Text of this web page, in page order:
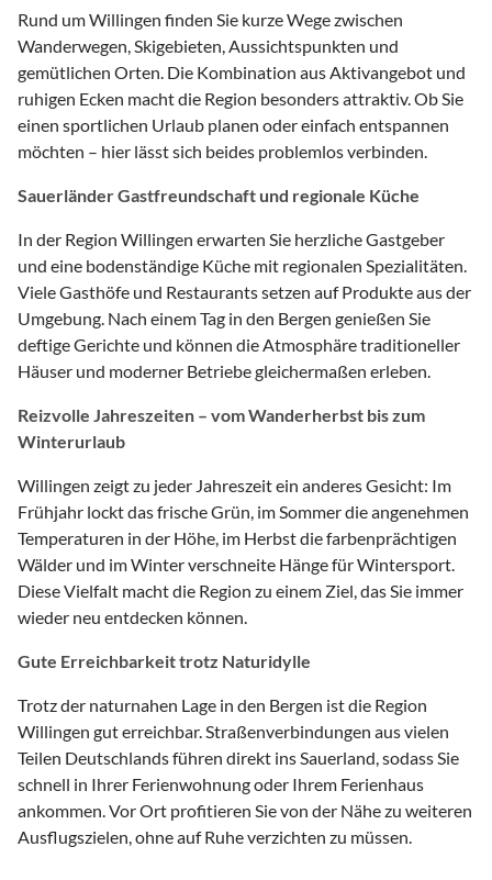
Rund um Willingen finden Sie kurze Wege zwischen
Wanderwegen, Skigebieten, Aussichtspunkten und
gemütlichen Orten. Die Kombination aus Aktivangebot und
ruhigen Ecken macht die Region besonders attraktiv. Ob Sie
einen sportlichen Urlaub planen oder einfach entspannen
möchten – hier lässt sich beides problemlos verbinden.
Sauerländer Gastfreundschaft und regionale Küche
In der Region Willingen erwarten Sie herzliche Gastgeber
und eine bodenständige Küche mit regionalen Spezialitäten.
Viele Gasthöfe und Restaurants setzen auf Produkte aus der
Umgebung. Nach einem Tag in den Bergen genießen Sie
deftige Gerichte und können die Atmosphäre traditioneller
Häuser und moderner Betriebe gleichermaßen erleben.
Reizvolle Jahreszeiten – vom Wanderherbst bis zum
Winterurlaub
Willingen zeigt zu jeder Jahreszeit ein anderes Gesicht: Im
Frühjahr lockt das frische Grün, im Sommer die angenehmen
Temperaturen in der Höhe, im Herbst die farbenprächtigen
Wälder und im Winter verschneite Hänge für Wintersport.
Diese Vielfalt macht die Region zu einem Ziel, das Sie immer
wieder neu entdecken können.
Gute Erreichbarkeit trotz Naturidylle
Trotz der naturnahen Lage in den Bergen ist die Region
Willingen gut erreichbar. Straßenverbindungen aus vielen
Teilen Deutschlands führen direkt ins Sauerland, sodass Sie
schnell in Ihrer Ferienwohnung oder Ihrem Ferienhaus
ankommen. Vor Ort profitieren Sie von der Nähe zu weiteren
Ausflugszielen, ohne auf Ruhe verzichten zu müssen.